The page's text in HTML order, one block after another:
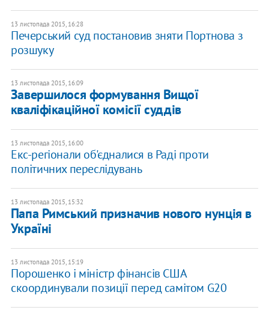
13 листопада 2015, 16:28
Печерський суд постановив зняти Портнова з
розшуку
13 листопада 2015, 16:09
Завершилося формування Вищої
кваліфікаційної комісії суддів
13 листопада 2015, 16:00
Екс-регіонали об'єдналися в Раді проти
політичних переслідувань
13 листопада 2015, 15:32
Папа Римський призначив нового нунція в
Україні
13 листопада 2015, 15:19
Порошенко і міністр фінансів США
скоординували позиції перед самітом G20